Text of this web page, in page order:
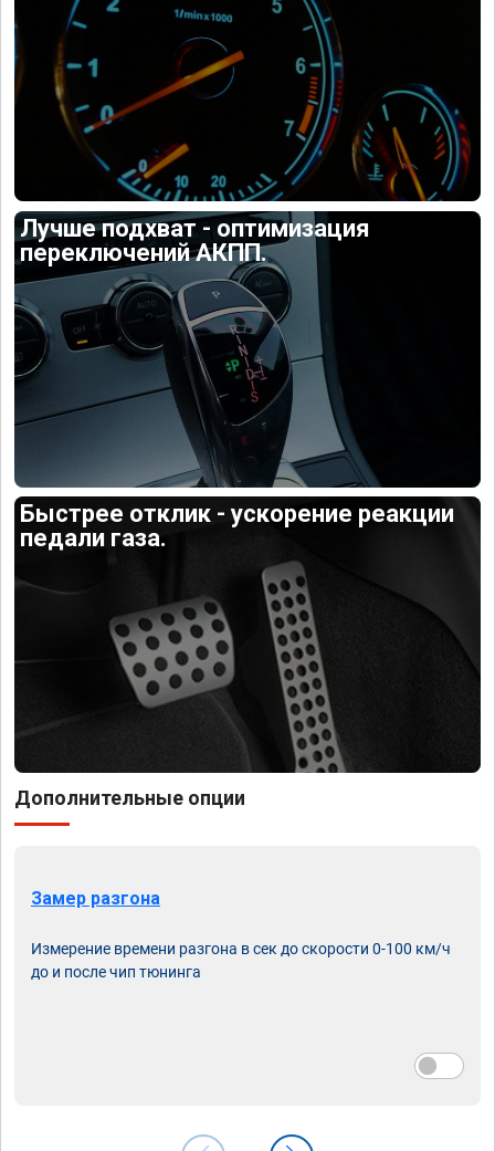
Лучше подхват - оптимизация
переключений АКПП.
Быстрее отклик - ускорение реакции
педали газа.
Дополнительные опции
Замер разгона
Измерение времени разгона в сек до скорости 0-100 км/ч
до и после чип тюнинга